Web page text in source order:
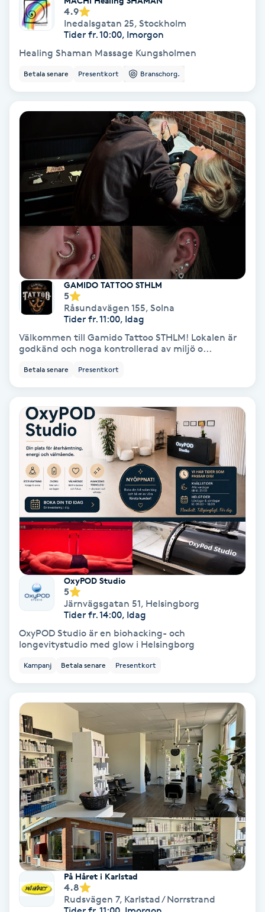
Läpptatuering
Manikyr & Pedikyr
Medial vägledning
Medicinsk massage
Meditation
Medium
Megavolymfransar
Melasma
MicroPen
Microshading
Mixfransar
Nagelförlängning
Nagelförlängning akryl
Nagelförlängning gelé
Nagelklippning
Nagelsvamp
Nageltrång
Nagelvård
Naglar borttagning
Naglar reparation
4.9
Inedalsgatan 25, Stockholm
Tider fr. 10:00, Imorgon
Healing Shaman Massage Kungsholmen
Betala senare Presentkort Branschorg.
GAMIDO TATTOO STHLM
5
Råsundavägen 155, Solna
Tider fr. 11:00, Idag
Välkommen till Gamido Tattoo STHLM! Lokalen är
godkänd och noga kontrollerad av miljö o...
Betala senare Presentkort
OxyPOD Studio
5
Järnvägsgatan 51, Helsingborg
Tider fr. 14:00, Idag
OxyPOD Studio är en biohacking- och
longevitystudio med glow i Helsingborg
Kampanj Betala senare Presentkort
På Håret i Karlstad
4.8
Rudsvägen 7, Karlstad / Norrstrand